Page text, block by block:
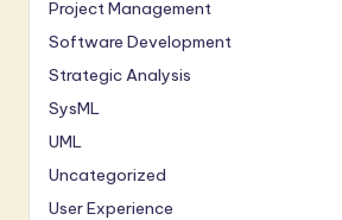
Project Management
Software Development
Strategic Analysis
SysML
UML
Uncategorized
User Experience